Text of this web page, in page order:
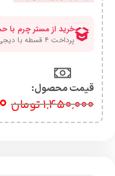
قیمت محصول:​
1,450,000تومان